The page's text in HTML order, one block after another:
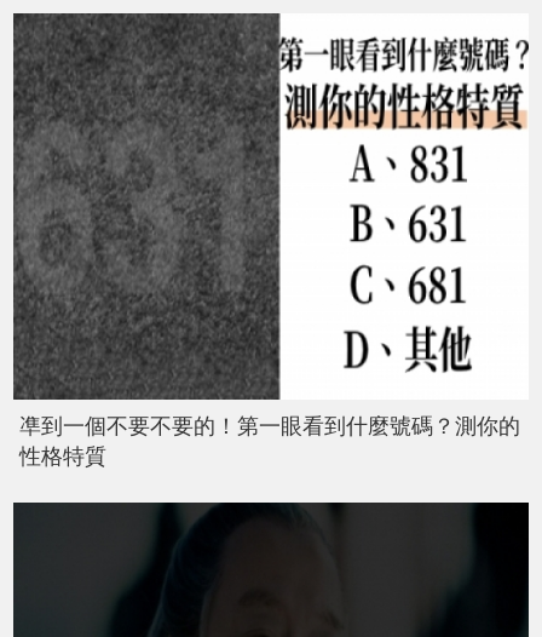
凖到一個不要不要的！第一眼看到什麼號碼？測你的
性格特質